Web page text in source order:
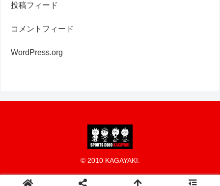
投稿フィード
コメントフィード
WordPress.org
© 2010 KAGAYAKI.